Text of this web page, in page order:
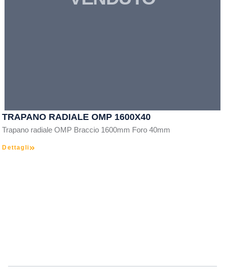
TRAPANO RADIALE OMP 1600X40
Trapano radiale OMP Braccio 1600mm Foro 40mm
Dettagli